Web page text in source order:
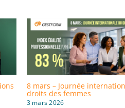
8 mars – Journée
droits des femmes
3 mars 2026